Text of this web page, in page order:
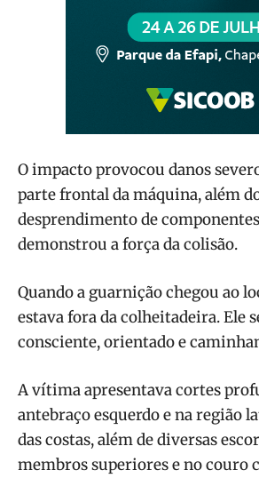
O impacto provocou danos
parte frontal da máquina, além
desprendimento de
demonstrou a força da colisão.
Quando a guarnição chegou ao
estava fora da colheitadeira. Ele
consciente, orientado e
A vítima apresentava cortes
antebraço esquerdo e na região
das costas, além de diversas
membros superiores e no couro